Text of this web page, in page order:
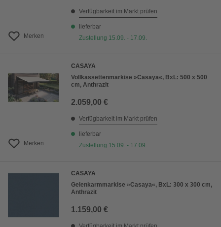
Merken
Verfügbarkeit im Markt prüfen
lieferbar
Zustellung 15.09. - 17.09.
Merken
CASAYA
Vollkassettenmarkise »Casaya«, BxL: 500 x 500
cm, Anthrazit
2.059,00 €
Verfügbarkeit im Markt prüfen
lieferbar
Zustellung 15.09. - 17.09.
CASAYA
Gelenkarmmarkise »Casaya«, BxL: 300 x 300 cm,
Anthrazit
1.159,00 €